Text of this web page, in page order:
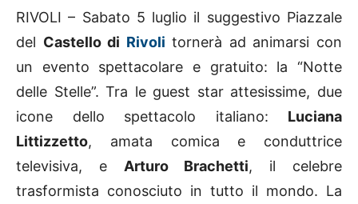
RIVOLI – Sabato 5 luglio il suggestivo Piazzale
del Castello di Rivoli tornerà ad animarsi con
un evento spettacolare e gratuito: la “Notte
delle Stelle”. Tra le guest star attesissime, due
icone dello spettacolo italiano: Luciana
Littizzetto, amata comica e conduttrice
televisiva, e Arturo Brachetti, il celebre
trasformista conosciuto in tutto il mondo. La